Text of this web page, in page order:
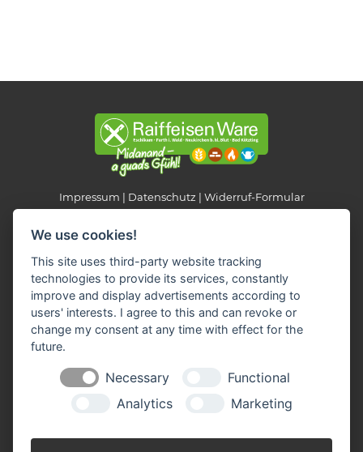
Impressum Datenschutz Widerruf-Formular
Raiffeisen Fachmarkt-Lagerhaus
Neukirchen b. Hl. Blut
Am Hungerbühl 2
93453 Neukirchen b. Hl. Blut
E-Mail: info(at)raiffeisen-fachmarkt.de
We use cookies!
This site uses third-party website tracking
technologies to provide its services, constantly
improve and display advertisements according to
users' interests. I agree to this and can revoke or
change my consent at any time with effect for the
future.
Necessary
Functional
Analytics
Marketing